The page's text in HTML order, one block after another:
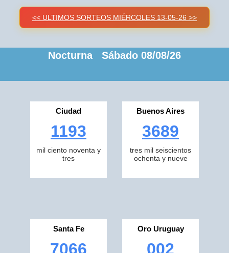
<< ULTIMOS SORTEOS MIÉRCOLES 13-05-26 >>
Nocturna Sábado 08/08/26
Ciudad
1193
mil ciento noventa y
tres
Buenos Aires
3689
tres mil seiscientos
ochenta y nueve
Santa Fe
7066
Oro Uruguay
002